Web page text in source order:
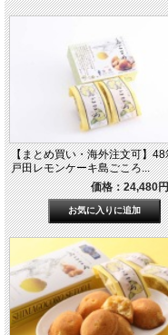
【まとめ買い・海外注文可】48
戸田レモンケーキ島ごころ...
価格：24,480